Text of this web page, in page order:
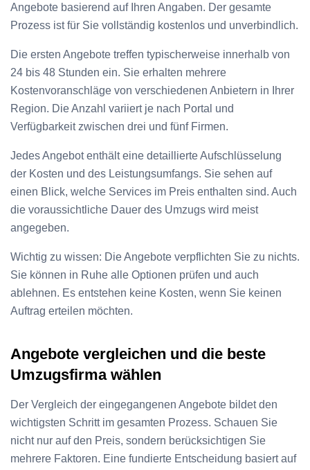
Angebote basierend auf Ihren Angaben. Der gesamte
Prozess ist für Sie vollständig kostenlos und unverbindlich.
Die ersten Angebote treffen typischerweise innerhalb von
24 bis 48 Stunden ein. Sie erhalten mehrere
Kostenvoranschläge von verschiedenen Anbietern in Ihrer
Region. Die Anzahl variiert je nach Portal und
Verfügbarkeit zwischen drei und fünf Firmen.
Jedes Angebot enthält eine detaillierte Aufschlüsselung
der Kosten und des Leistungsumfangs. Sie sehen auf
einen Blick, welche Services im Preis enthalten sind. Auch
die voraussichtliche Dauer des Umzugs wird meist
angegeben.
Wichtig zu wissen: Die Angebote verpflichten Sie zu nichts.
Sie können in Ruhe alle Optionen prüfen und auch
ablehnen. Es entstehen keine Kosten, wenn Sie keinen
Auftrag erteilen möchten.
Angebote vergleichen und die beste
Umzugsfirma wählen
Der Vergleich der eingegangenen Angebote bildet den
wichtigsten Schritt im gesamten Prozess. Schauen Sie
nicht nur auf den Preis, sondern berücksichtigen Sie
mehrere Faktoren. Eine fundierte Entscheidung basiert auf